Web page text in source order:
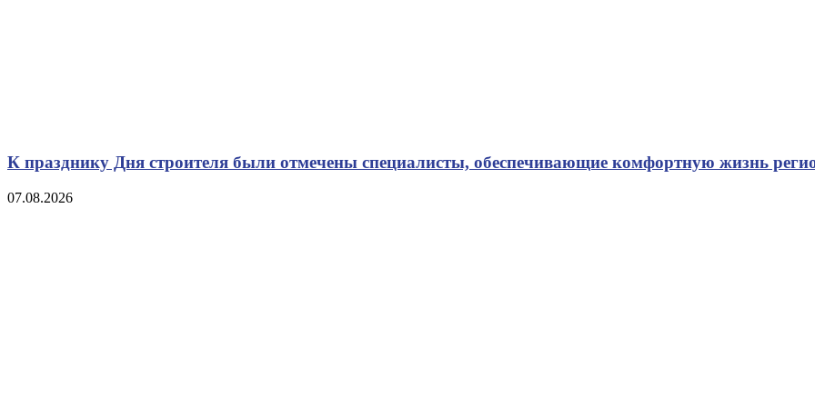
К празднику Дня строителя были отмечены специалисты, обеспечивающие комфортную жизнь
07.08.2026